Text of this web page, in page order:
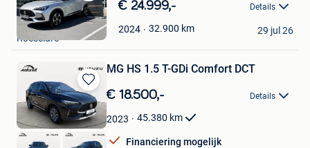
Bewaren
in
Mijn
Favorieten
€ 24.999,- Details
2024 32.900 km
Garage Foulon
Roeselare
29 jul 26
Bewaren
in
Mijn
Favorieten
MG HS 1.5 T-GDi Comfort DCT
€ 18.500,- Details
2023 45.380 km
Financiering mogelijk